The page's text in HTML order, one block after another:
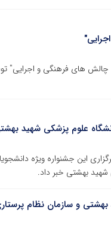
های فرهنگی و اجرایی"
علوم پزشکی شهید
این جشنواره ویژه
شهید بهشتی خبر داد.
و سازمان نظام